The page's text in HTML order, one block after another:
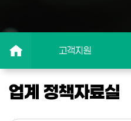
고객지원
업계 정책자료실